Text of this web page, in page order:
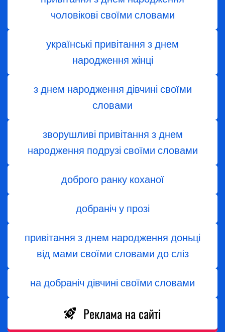
чоловікові своїми словами
українські привітання з днем
народження жінці
з днем ​​народження дівчині своїми
словами
зворушливі привітання з днем
народження подрузі своїми словами
доброго ранку коханої
добраніч у прозі
привітання з днем народження доньці
від мами своїми словами до сліз
на добраніч дівчині своїми словами
Реклама на сайті